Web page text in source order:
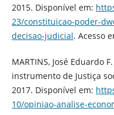
2015. Disponível em:
23/constituicao-poder-
decisao-judicial. Acesso
MARTINS, José Eduardo
instrumento de Justiça
2017. Disponível em:
10/opiniao-analise-